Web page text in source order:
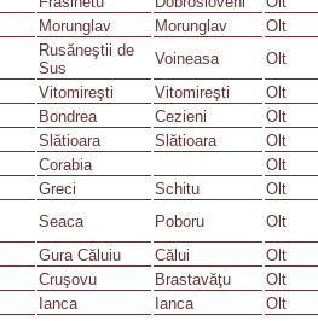
Morunglav Morunglav Olt
Rusăneştii de
Sus
Voineasa Olt
Vitomireşti Vitomireşti Olt
Bondrea Cezieni Olt
Slătioara Slătioara Olt
Corabia Olt
Greci Schitu Olt
Seaca Poboru Olt
Gura Căluiu Călui Olt
Cruşovu Brastavăţu Olt
Ianca Ianca Olt